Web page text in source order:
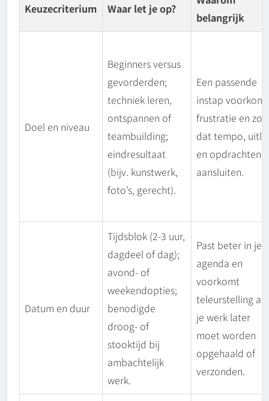
Keuzecriterium Waar let je op?
belangrijk
Doel en niveau
Beginners versus
gevorderden;
techniek leren,
ontspannen of
teambuilding;
eindresultaat
(bijv. kunstwerk,
foto’s, gerecht).
Een passende
instap voorkomt
frustratie en
dat tempo,
en opdrachten
aansluiten.
Datum en duur
Tijdsblok (2-3 uur,
dagdeel of dag);
avond- of
weekendopties;
benodigde
droog- of
stooktijd bij
ambachtelijk
werk.
Past beter in je
agenda en
voorkomt
teleurstelling als
je werk later
moet worden
opgehaald of
verzonden.